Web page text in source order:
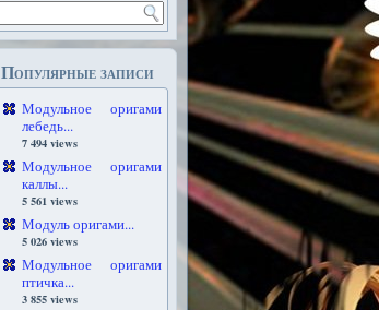
Популярные записи
Модульное оригами
лебедь...
7 494 views
Модульное оригами
каллы...
5 561 views
Модуль оригами...
5 026 views
Модульное оригами
птичка...
3 855 views